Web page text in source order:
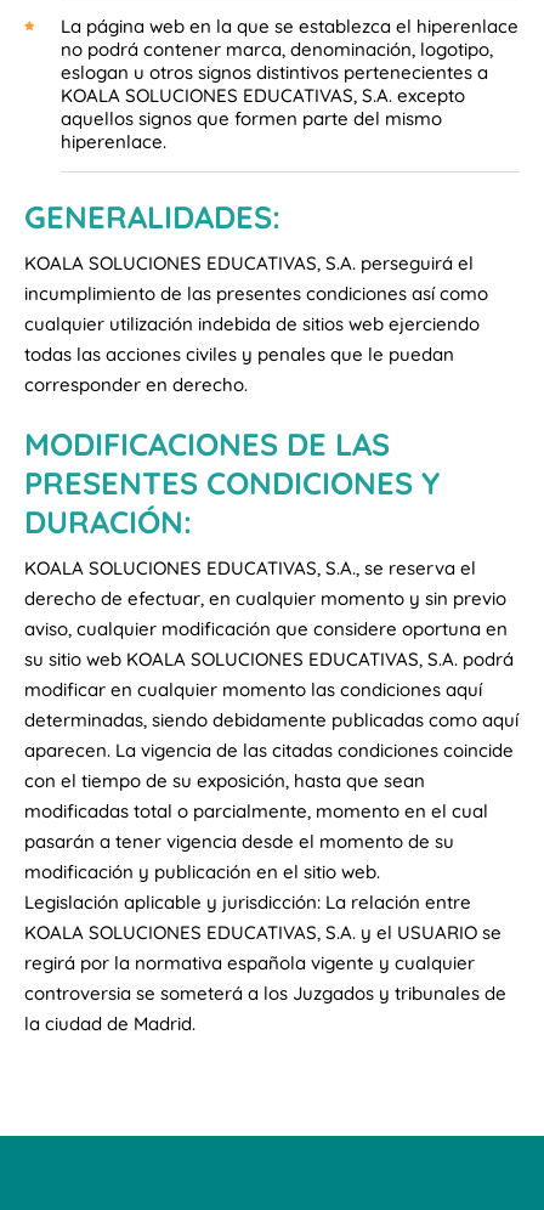
La página web en la que se establezca el hiperenlace
no podrá contener marca, denominación, logotipo,
eslogan u otros signos distintivos pertenecientes a
KOALA SOLUCIONES EDUCATIVAS, S.A. excepto
aquellos signos que formen parte del mismo
hiperenlace.
GENERALIDADES:
KOALA SOLUCIONES EDUCATIVAS, S.A. perseguirá el
incumplimiento de las presentes condiciones así como
cualquier utilización indebida de sitios web ejerciendo
todas las acciones civiles y penales que le puedan
corresponder en derecho.
MODIFICACIONES DE LAS
PRESENTES CONDICIONES Y
DURACIÓN:
KOALA SOLUCIONES EDUCATIVAS, S.A., se reserva el
derecho de efectuar, en cualquier momento y sin previo
aviso, cualquier modificación que considere oportuna en
su sitio web KOALA SOLUCIONES EDUCATIVAS, S.A. podrá
modificar en cualquier momento las condiciones aquí
determinadas, siendo debidamente publicadas como aquí
aparecen. La vigencia de las citadas condiciones coincide
con el tiempo de su exposición, hasta que sean
modificadas total o parcialmente, momento en el cual
pasarán a tener vigencia desde el momento de su
modificación y publicación en el sitio web.
Legislación aplicable y jurisdicción: La relación entre
KOALA SOLUCIONES EDUCATIVAS, S.A. y el USUARIO se
regirá por la normativa española vigente y cualquier
controversia se someterá a los Juzgados y tribunales de
la ciudad de Madrid.